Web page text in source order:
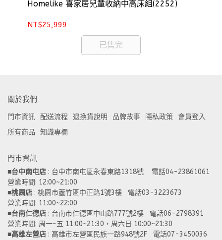
Homelike 喜家居兒童收納中高床組(2252)
NT$25,999
已售完
關於我們
門市資訊 配送流程 退換貨說明 品牌故事 隱私政策
會員登入
所有商品
知識專欄
門市資訊
■台中南屯店 : 台中市南屯區永春東路1318號    電話04-23861061
營業時間: 12:00~21:00
■桃園店 : 桃園市蘆竹區中正路1號3樓   電話03-3223673
營業時間: 11:00~22:00
■台南仁德店 : 台南市仁德區中山路777號2樓   電話06-2798391
營業時間: 周一~五 11:00~21:30，周六日 10:00~21:30
■高雄左營店 : 高雄市左營區民族一路948號2F   電話07-3450036